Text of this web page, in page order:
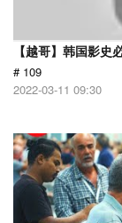
【越哥】韩国影史
# 109
2022-03-11 09:30